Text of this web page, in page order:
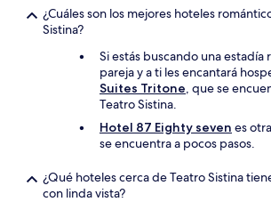
¿Cuáles son los mejores hoteles
Sistina?
Si estás buscando una estadía
pareja y a ti les encantará
Suites Tritone, que se
Teatro Sistina.
Hotel 87 Eighty seven es
se encuentra a pocos pasos.
¿Qué hoteles cerca de Teatro Sistina
con linda vista?